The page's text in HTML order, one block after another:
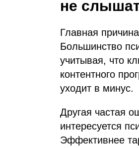
не
Главная
Большинство
учитывая, что
контентного
уходит в минус.
Другая частая
интересуется
Эффективнее